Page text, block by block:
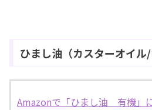
ひまし油（カスターオイル/
Amazonで「ひまし油 有機」